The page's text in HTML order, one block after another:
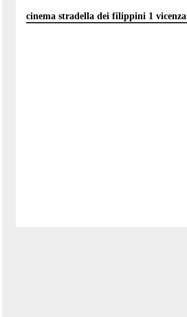
cinema stradella dei filippini 1 vicenza